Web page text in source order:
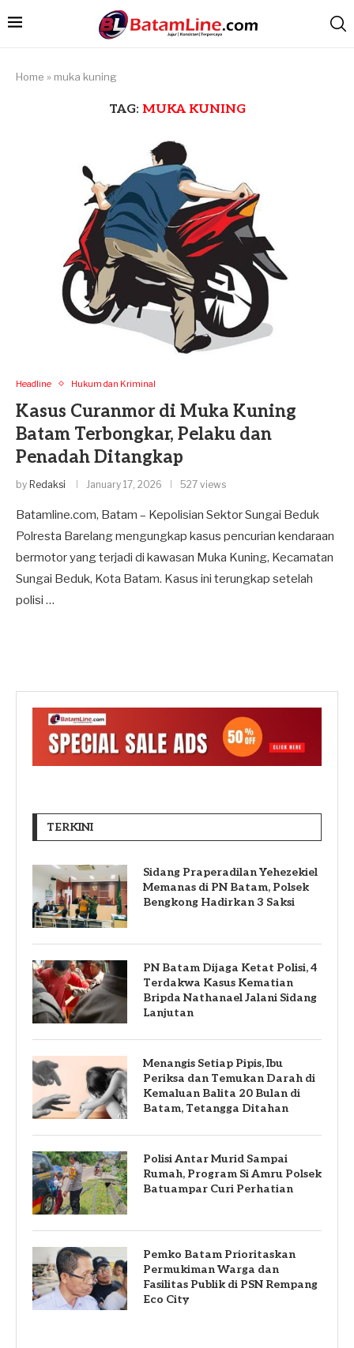
Home » muka kuning
TAG: MUKA KUNING
Headline Hukum dan Kriminal
Kasus Curanmor di Muka Kuning
Batam Terbongkar, Pelaku dan
Penadah Ditangkap
by Redaksi January 17, 2026 527 views
Batamline.com, Batam – Kepolisian Sektor Sungai Beduk
Polresta Barelang mengungkap kasus pencurian kendaraan
bermotor yang terjadi di kawasan Muka Kuning, Kecamatan
Sungai Beduk, Kota Batam. Kasus ini terungkap setelah
polisi …
TERKINI
Sidang Praperadilan Yehezekiel
Memanas di PN Batam, Polsek
Bengkong Hadirkan 3 Saksi
PN Batam Dijaga Ketat Polisi, 4
Terdakwa Kasus Kematian
Bripda Nathanael Jalani Sidang
Lanjutan
Menangis Setiap Pipis, Ibu
Periksa dan Temukan Darah di
Kemaluan Balita 20 Bulan di
Batam, Tetangga Ditahan
Polisi Antar Murid Sampai
Rumah, Program Si Amru Polsek
Batuampar Curi Perhatian
Pemko Batam Prioritaskan
Permukiman Warga dan
Fasilitas Publik di PSN Rempang
Eco City